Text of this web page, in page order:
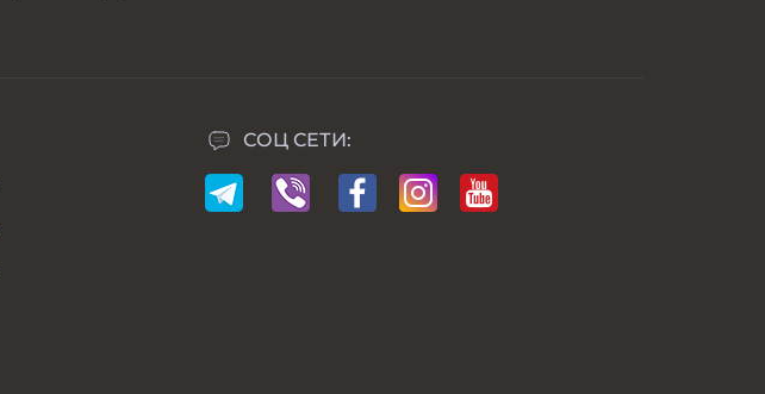
СОЦ СЕТИ: